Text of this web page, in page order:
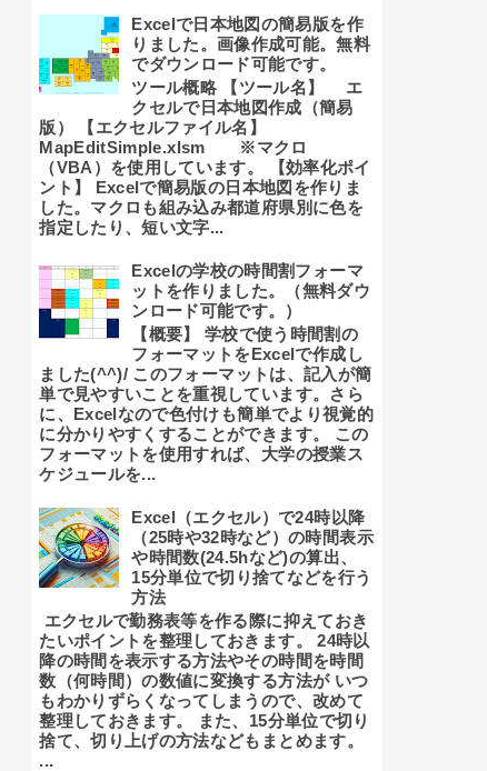
Excelで日本地図の簡易版を作
りました。画像作成可能。無料
でダウンロード可能です。
ツール概略 【ツール名】 エ
クセルで日本地図作成（簡易
版） 【エクセルファイル名】
MapEditSimple.xlsm ※マクロ
（VBA）を使用しています。 【効率化ポイ
ント】 Excelで簡易版の日本地図を作りま
した。マクロも組み込み都道府県別に色を
指定したり、短い文字...
Excelの学校の時間割フォーマ
ットを作りました。（無料ダウ
ンロード可能です。）
【概要】 学校で使う時間割の
フォーマットをExcelで作成し
ました(^^)/ このフォーマットは、記入が簡
単で見やすいことを重視しています。さら
に、Excelなので色付けも簡単でより視覚的
に分かりやすくすることができます。 この
フォーマットを使用すれば、大学の授業ス
ケジュールを...
Excel（エクセル）で24時以降
（25時や32時など）の時間表示
や時間数(24.5hなど)の算出、
15分単位で切り捨てなどを行う
方法
エクセルで勤務表等を作る際に抑えておき
たいポイントを整理しておきます。 24時以
降の時間を表示する方法やその時間を時間
数（何時間）の数値に変換する方法が いつ
もわかりずらくなってしまうので、改めて
整理しておきます。 また、15分単位で切り
捨て、切り上げの方法などもまとめます。
...